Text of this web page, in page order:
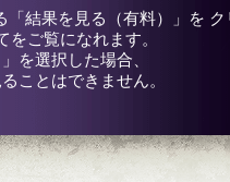
「結果を見る（有料）」を
ご覧になれます。
を選択した場合、
ことはできません。